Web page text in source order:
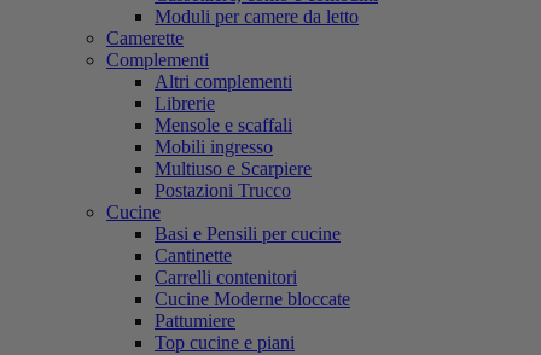
Moduli per camere da letto
Camerette
Complementi
Altri complementi
Librerie
Mensole e scaffali
Mobili ingresso
Multiuso e Scarpiere
Postazioni Trucco
Cucine
Basi e Pensili per cucine
Cantinette
Carrelli contenitori
Cucine Moderne bloccate
Pattumiere
Top cucine e piani